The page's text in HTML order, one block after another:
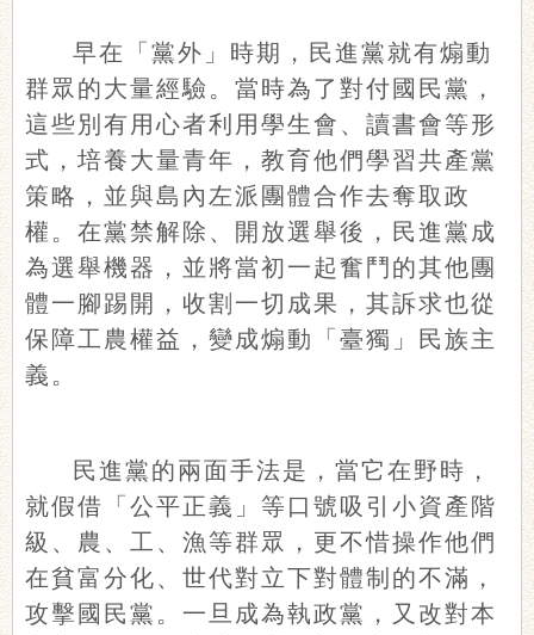
早在「黨外」時期，民進黨就有煽動
群眾的大量經驗。當時為了對付國民黨，
這些別有用心者利用學生會、讀書會等形
式，培養大量青年，教育他們學習共產黨
策略，並與島內左派團體合作去奪取政
權。在黨禁解除、開放選舉後，民進黨成
為選舉機器，並將當初一起奮鬥的其他團
體一腳踢開，收割一切成果，其訴求也從
保障工農權益，變成煽動「臺獨」民族主
義。
民進黨的兩面手法是，當它在野時，
就假借「公平正義」等口號吸引小資產階
級、農、工、漁等群眾，更不惜操作他們
在貧富分化、世代對立下對體制的不滿，
攻擊國民黨。一旦成為執政黨，又改對本